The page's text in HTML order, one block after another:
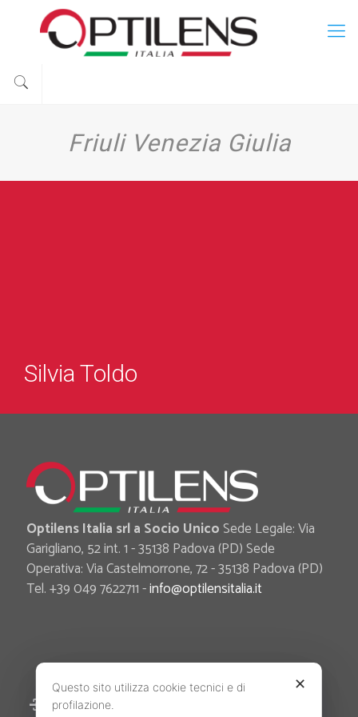
Friuli Venezia Giulia
Silvia Toldo
Optilens Italia srl a Socio UnicoSede Legale: Via
Garigliano, 52 int. 1 - 35138 Padova (PD) Sede
Operativa: Via Castelmorrone, 72 - 35138 Padova (PD)
Tel. +39 049 7622711 -info@optilensitalia.it
Area Riservata
✕
Questo sito utilizza cookie tecnici e di
profilazione.